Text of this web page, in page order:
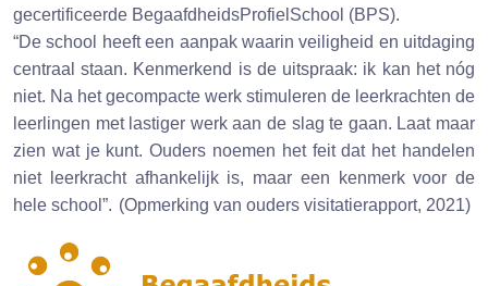
gecertificeerde BegaafdheidsProfielSchool (BPS).
“De school heeft een aanpak waarin veiligheid en uitdaging
centraal staan. Kenmerkend is de uitspraak: ik kan het nóg
niet. Na het gecompacte werk stimuleren de leerkrachten de
leerlingen met lastiger werk aan de slag te gaan. Laat maar
zien wat je kunt. Ouders noemen het feit dat het handelen
niet leerkracht afhankelijk is, maar een kenmerk voor de
hele school”. (Opmerking van ouders visitatierapport, 2021)